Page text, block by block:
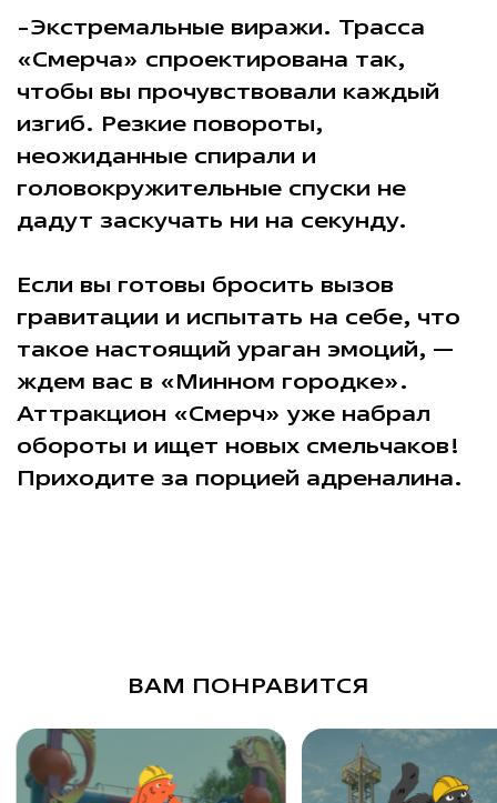
-Экстремальные виражи. Трасса
«Смерча» спроектирована так,
чтобы вы прочувствовали каждый
изгиб. Резкие повороты,
неожиданные спирали и
головокружительные спуски не
дадут заскучать ни на секунду.
Если вы готовы бросить вызов
гравитации и испытать на себе, что
такое настоящий ураган эмоций, —
ждем вас в «Минном городке».
Аттракцион «Смерч» уже набрал
обороты и ищет новых смельчаков!
Приходите за порцией адреналина.
ВАМ ПОНРАВИТСЯ